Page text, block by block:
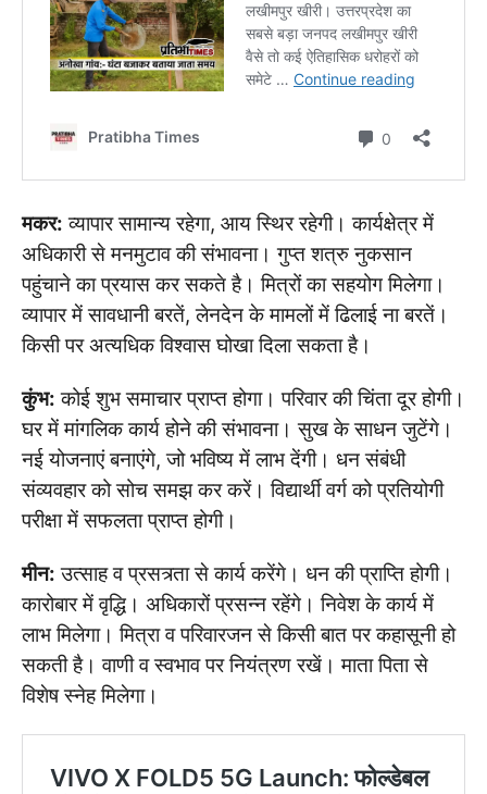
मकर: व्यापार सामान्य रहेगा, आय स्थिर रहेगी। कार्यक्षेत्र में
अधिकारी से मनमुटाव की संभावना। गुप्त शत्रु नुकसान
पहुंचाने का प्रयास कर सकते है। मित्रों का सहयोग मिलेगा।
व्यापार में सावधानी बरतें, लेनदेन के मामलों में ढिलाई ना बरतें।
किसी पर अत्यधिक विश्वास घोखा दिला सकता है।
कुंभ: कोई शुभ समाचार प्राप्त होगा। परिवार की चिंता दूर होगी।
घर में मांगलिक कार्य होने की संभावना। सुख के साधन जुटेंगे।
नई योजनाएं बनाएंगे, जो भविष्य में लाभ देंगी। धन संबंधी
संव्यवहार को सोच समझ कर करें। विद्यार्थी वर्ग को प्रतियोगी
परीक्षा में सफलता प्राप्त होगी।
मीन: उत्साह व प्रसत्र्ता से कार्य करेंगे। धन की प्राप्ति होगी।
कारोबार में वृद्धि। अधिकारों प्रसन्न रहेंगे। निवेश के कार्य में
लाभ मिलेगा। मित्रा व परिवारजन से किसी बात पर कहासूनी हो
सकती है। वाणी व स्वभाव पर नियंत्रण रखें। माता पिता से
विशेष स्नेह मिलेगा।